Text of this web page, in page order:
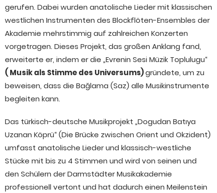
gerufen. Dabei wurden anatolische Lieder mit klassischen
westlichen Instrumenten des Blockflöten-Ensembles der
Akademie mehrstimmig auf zahlreichen Konzerten
vorgetragen. Dieses Projekt, das großen Anklang fand,
erweiterte er, indem er die „Evrenin Sesi Müzik Toplulugu“
( Musik als Stimme des Universums)gründete, um zu
beweisen, dass die Bağlama (Saz) alle Musikinstrumente
begleiten kann.
Das türkisch-deutsche Musikprojekt „Dogudan Batıya
Uzanan Köprü“ (Die Brücke zwischen Orient und Okzident)
umfasst anatolische Lieder und klassisch-westliche
Stücke mit bis zu 4 Stimmen und wird von seinen und
den Schülern der Darmstädter Musikakademie
professionell vertont und hat dadurch einen Meilenstein